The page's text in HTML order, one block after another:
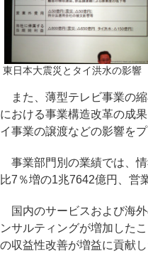
東日本大震災とタイ洪水の影響
また、薄型テレビ事業の
における事業構造改革の成
イ事業の譲渡などの影響を
事業部門別の業績では、
比7％増の1兆7642億円、営
国内のサービスおよび海
ンサルティングが増加した
の収益性改善が増益に貢献し